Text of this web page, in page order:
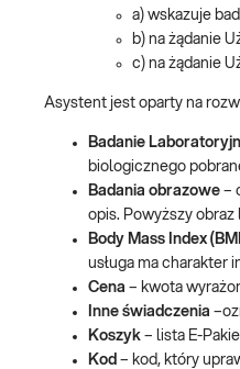
a) wskazuje
b) na żądanie
c) na żądanie
Asystent jest oparty na
Badanie
biologicznego
Badania obrazowe –
opis. Powyższy
Body Mass Index
usługa ma charakter
Cena – kwota
Inne świadczenia
Koszyk – lista E-
Kod – kod, który